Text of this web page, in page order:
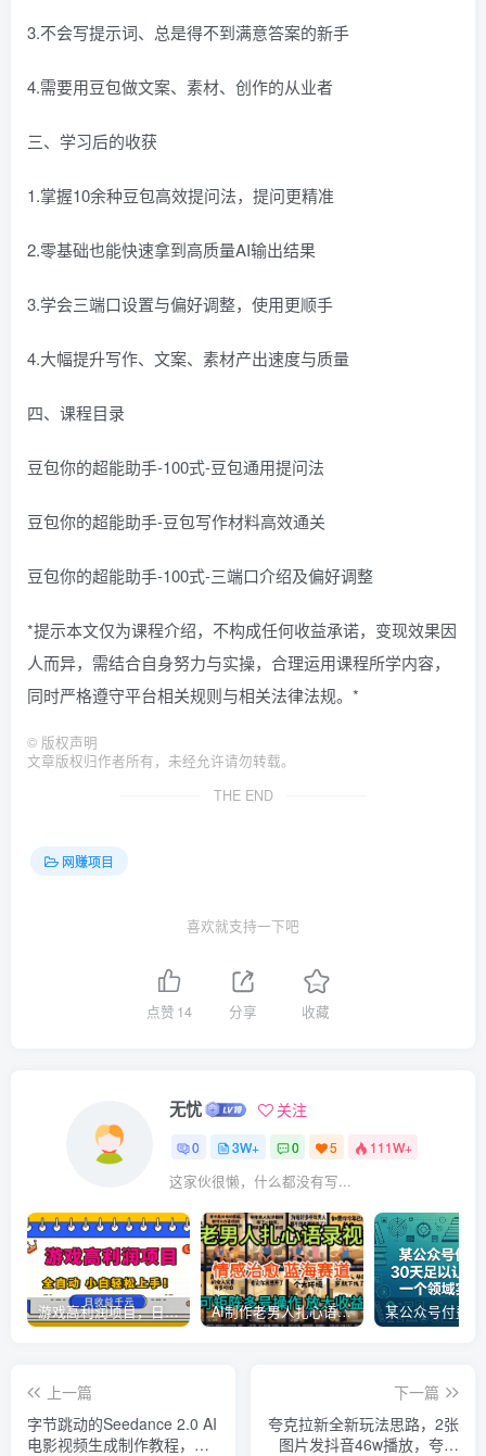
3.不会写提示词、总是得不到满意答案的新手
4.需要用豆包做文案、素材、创作的从业者
三、学习后的收获
1.掌握10余种豆包高效提问法，提问更精准
2.零基础也能快速拿到高质量AI输出结果
3.学会三端口设置与偏好调整，使用更顺手
4.大幅提升写作、文案、素材产出速度与质量
四、课程目录
豆包你的超能助手-100式-豆包通用提问法
豆包你的超能助手-豆包写作材料高效通关
豆包你的超能助手-100式-三端口介绍及偏好调整
*提示本文仅为课程介绍，不构成任何收益承诺，变现效果因
人而异，需结合自身努力与实操，合理运用课程所学内容，
同时严格遵守平台相关规则与相关法律法规。*
© 版权声明
文章版权归作者所有，未经允许请勿转载。
THE END
网赚项目
喜欢就支持一下吧
点赞 14 分享 收藏
无忧 关注
0 3W+ 0 5 111W+
这家伙很懒，什么都没有写...
游戏高利润项目，日收益1k+，全自动，无需值守，解放双手，小白轻松上手【揭秘】 AI制作老男人扎心语录，5分钟一条，操作简单，流量非常大，保姆级教程
上一篇
字节跳动的Seedance 2.0 AI
电影视频生成制作教程，一
下一篇
夸克拉新全新玩法思路，2张
图片发抖音46w播放，夸克